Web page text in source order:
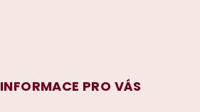
INFORMACE PRO VÁS